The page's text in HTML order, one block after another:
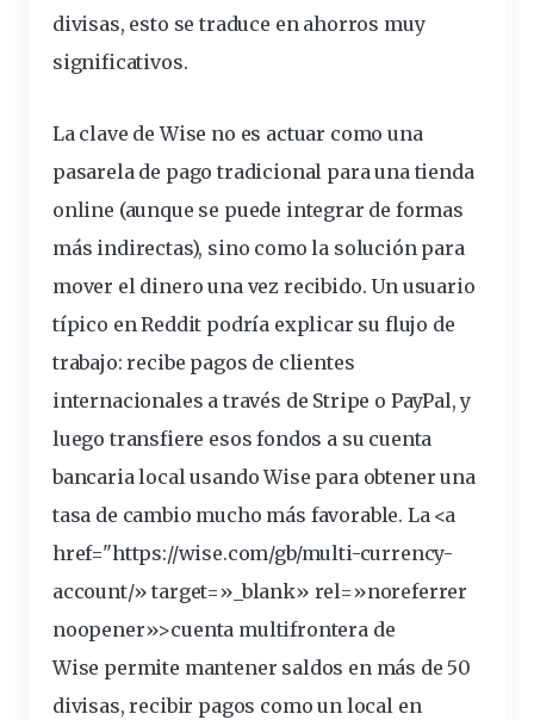
divisas, esto se traduce en ahorros muy
significativos.
La clave de Wise no es actuar como una
pasarela de pago tradicional para una tienda
online (aunque se puede integrar de formas
más indirectas), sino como la solución para
mover el dinero una vez recibido. Un usuario
típico en Reddit podría explicar su flujo de
trabajo: recibe pagos de clientes
internacionales a través de Stripe o PayPal, y
luego transfiere esosfondos a su cuenta
bancarialocal usando Wise para obtener una
tasa de cambio mucho más favorable. La <a
href="https://wise.com/gb/multi-currency-
account/» target=»_blank» rel=»noreferrer
noopener»>cuenta multifrontera de
Wise permite mantener saldos en más de 50
divisas, recibir pagos como un local en